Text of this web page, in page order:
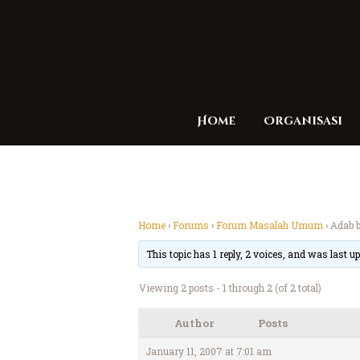
Home Organisasi
Home›Forums ›Forum Masalah Umum › Adab
This topic has 1 reply, 2 voices, and was last
Viewing 2 posts - 1 through 2 (of 2 total)
Author Posts
January 11, 2007 at 7:01 am